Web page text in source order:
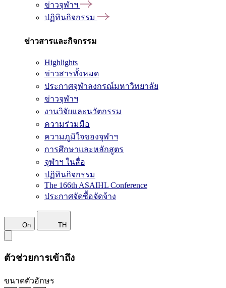
ข่าวจุฬาฯ
ปฏิทินกิจกรรม
ข่าวสารและกิจกรรม
Highlights
ข่าวสารทั้งหมด
ประกาศจุฬาลงกรณ์มหาวิทยาลัย
ข่าวจุฬาฯ
งานวิจัยและนวัตกรรม
ความร่วมมือ
ความภูมิใจของจุฬาฯ
การศึกษาและหลักสูตร
จุฬาฯ ในสื่อ
ปฏิทินกิจกรรม
The 166th ASAIHL Conference
ประกาศจัดซื้อจัดจ้าง
On TH
ตัวช่วยการเข้าถึง
ขนาดตัวอักษร